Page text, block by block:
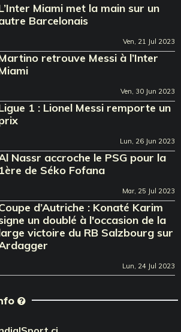
Miami met la main sur un
Barcelonais
Ven, 21 Jul 2023
retrouve Messi à l’Inter
Ven, 30 Jun 2023
1 : Lionel Messi remporte un
Lun, 26 Jun 2023
Nassr accroche le PSG pour la
1ère de Séko Fofana
Mar, 25 Jul 2023
d’Autriche : Konaté Karim
un doublé à l'occasion de la
victoire du RB Salzbourg sur
Lun, 24 Jul 2023